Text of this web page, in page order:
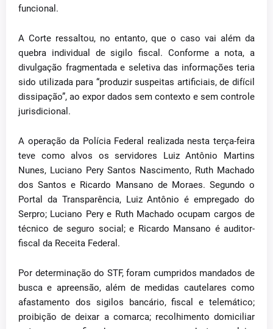
funcional.
A Corte ressaltou, no entanto, que o caso vai além da
quebra individual de sigilo fiscal. Conforme a nota, a
divulgação fragmentada e seletiva das informações teria
sido utilizada para “produzir suspeitas artificiais, de difícil
dissipação”, ao expor dados sem contexto e sem controle
jurisdicional.
A operação da Polícia Federal realizada nesta terça-feira
teve como alvos os servidores Luiz Antônio Martins
Nunes, Luciano Pery Santos Nascimento, Ruth Machado
dos Santos e Ricardo Mansano de Moraes. Segundo o
Portal da Transparência, Luiz Antônio é empregado do
Serpro; Luciano Pery e Ruth Machado ocupam cargos de
técnico de seguro social; e Ricardo Mansano é auditor-
fiscal da Receita Federal.
Por determinação do STF, foram cumpridos mandados de
busca e apreensão, além de medidas cautelares como
afastamento dos sigilos bancário, fiscal e telemático;
proibição de deixar a comarca; recolhimento domiciliar